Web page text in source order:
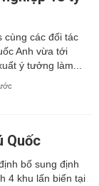
cùng các đối tác
Anh vừa tới
ý tưởng làm...
Quốc
bổ sung định
4 khu lấn biển tại